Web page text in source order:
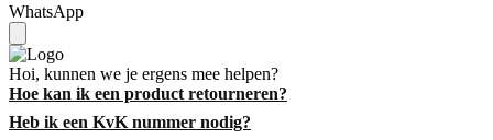
WhatsApp
Hoi, kunnen we je ergens mee helpen?
Hoe kan ik een product retourneren?
Heb ik een KvK nummer nodig?